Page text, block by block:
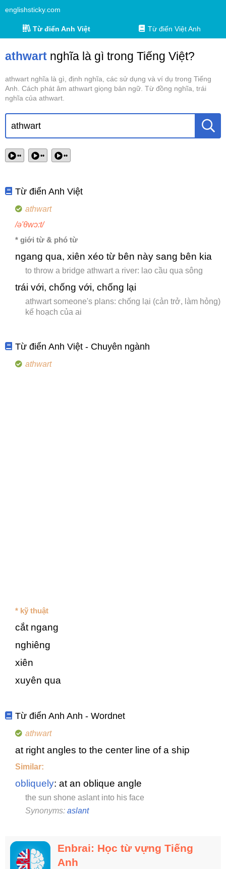
englishsticky.com
Từ điển Anh Việt Từ điển Việt Anh
athwart nghĩa là gì trong Tiếng Việt?
athwart nghĩa là gì, định nghĩa, các sử dụng và ví dụ trong Tiếng
Anh. Cách phát âm athwart giọng bản ngữ. Từ đồng nghĩa, trái
nghĩa của athwart.
•• •• ••
Từ điển Anh Việt
athwart
/ə'θwɔ:t/
* giới từ & phó từ
ngang qua, xiên xéo từ bên này sang bên kia
to throw a bridge athwart a river: lao cầu qua sông
trái với, chống với, chống lại
athwart someone's plans: chống lại (cản trở, làm hỏng)
kế hoạch của ai
Từ điển Anh Việt - Chuyên ngành
athwart
* kỹ thuật
cắt ngang
nghiêng
xiên
xuyên qua
Từ điển Anh Anh - Wordnet
athwart
at right angles to the center line of a ship
Similar:
obliquely: at an oblique angle
the sun shone aslant into his face
Synonyms: aslant
Enbrai: Học từ vựng Tiếng
Anh